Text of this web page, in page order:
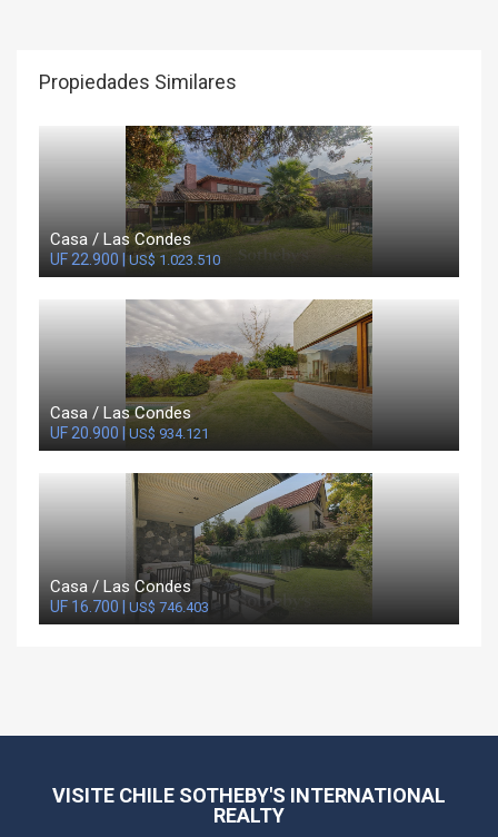
Propiedades Similares
Casa / Las Condes
UF 22.900 | US$ 1.023.510
Casa / Las Condes
UF 20.900 | US$ 934.121
Casa / Las Condes
UF 16.700 | US$ 746.403
VISITE CHILE SOTHEBY'S INTERNATIONAL
REALTY